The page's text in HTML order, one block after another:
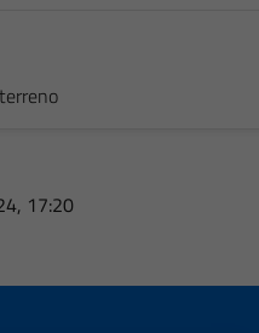
17:20